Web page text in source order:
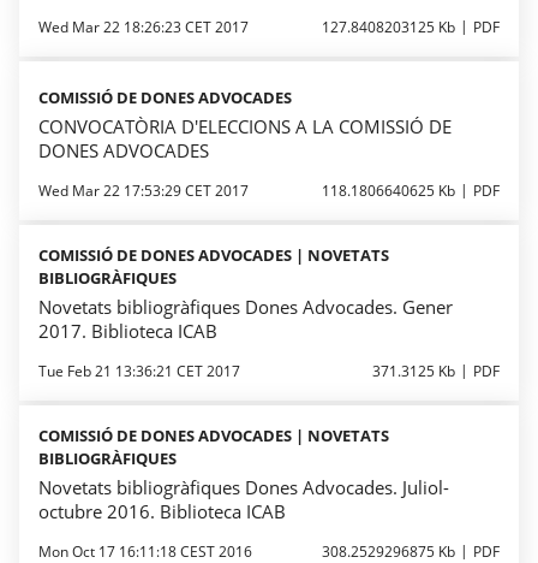
Wed Mar 22 18:26:23 CET 2017 127.8408203125 Kb PDF
COMISSIÓ DE DONES ADVOCADES
CONVOCATÒRIA D'ELECCIONS A LA COMISSIÓ DE
DONES ADVOCADES
Wed Mar 22 17:53:29 CET 2017 118.1806640625 Kb PDF
COMISSIÓ DE DONES ADVOCADES | NOVETATS
BIBLIOGRÀFIQUES
Novetats bibliogràfiques Dones Advocades. Gener
2017. Biblioteca ICAB
Tue Feb 21 13:36:21 CET 2017 371.3125 Kb PDF
COMISSIÓ DE DONES ADVOCADES | NOVETATS
BIBLIOGRÀFIQUES
Novetats bibliogràfiques Dones Advocades. Juliol-
octubre 2016. Biblioteca ICAB
Mon Oct 17 16:11:18 CEST 2016 308.2529296875 Kb PDF